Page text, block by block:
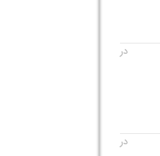
در
در